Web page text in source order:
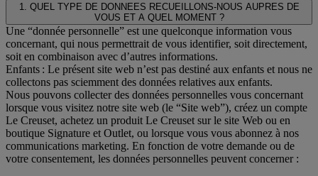
1. QUEL TYPE DE DONNEES RECUEILLONS-NOUS AUPRES DE
VOUS ET A QUEL MOMENT ?
Une “donnée personnelle” est une quelconque information vous
concernant, qui nous permettrait de vous identifier, soit directement,
soit en combinaison avec d’autres informations.
Enfants : Le présent site web n’est pas destiné aux enfants et nous ne
collectons pas sciemment des données relatives aux enfants.
Nous pouvons collecter des données personnelles vous concernant
lorsque vous visitez notre site web (le “Site web”), créez un compte
Le Creuset, achetez un produit Le Creuset sur le site Web ou en
boutique Signature et Outlet, ou lorsque vous vous abonnez à nos
communications marketing. En fonction de votre demande ou de
votre consentement, les données personnelles peuvent concerner :